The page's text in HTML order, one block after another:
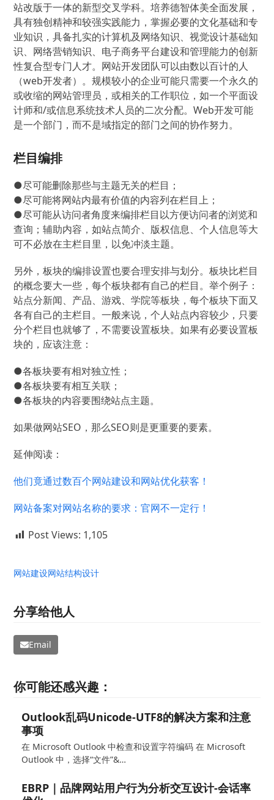
站改版于一体的新型交叉学科。培养德智体美全面发展，
具有独创精神和较强实践能力，掌握必要的文化基础和专
业知识，具备扎实的计算机及网络知识、视觉设计基础知
识、网络营销知识、电子商务平台建设和管理能力的创新
性复合型专门人才。网站开发团队可以由数以百计的人
（web开发者）。规模较小的企业可能只需要一个永久的
或收缩的网站管理员，或相关的工作职位，如一个平面设
计师和/或信息系统技术人员的二次分配。Web开发可能
是一个部门，而不是域指定的部门之间的协作努力。
栏目编排
●尽可能删除那些与主题无关的栏目；
●尽可能将网站内最有价值的内容列在栏目上；
●尽可能从访问者角度来编排栏目以方便访问者的浏览和
查询；辅助内容，如站点简介、版权信息、个人信息等大
可不必放在主栏目里，以免冲淡主题。
另外，板块的编排设置也要合理安排与划分。板块比栏目
的概念要大一些，每个板块都有自己的栏目。举个例子：
站点分新闻、产品、游戏、学院等板块，每个板块下面又
各有自己的主栏目。一般来说，个人站点内容较少，只要
分个栏目也就够了，不需要设置板块。如果有必要设置板
块的，应该注意：
●各板块要有相对独立性；
●各板块要有相互关联；
●各板块的内容要围绕站点主题。
如果做网站SEO，那么SEO则是更重要的要素。
延伸阅读：
他们竟通过数百个网站建设和网站优化获客！
网站备案对网站名称的要求：官网不一定行！
Post Views: 1,105
网站建设网站结构设计
分享给他人
Email
你可能还感兴趣：
Outlook乱码Unicode-UTF8的解决方案和注意
事项
在 Microsoft Outlook 中检查和设置字符编码 在 Microsoft
Outlook 中，选择“文件”&…
EBRP｜品牌网站用户行为分析交互设计-会话率